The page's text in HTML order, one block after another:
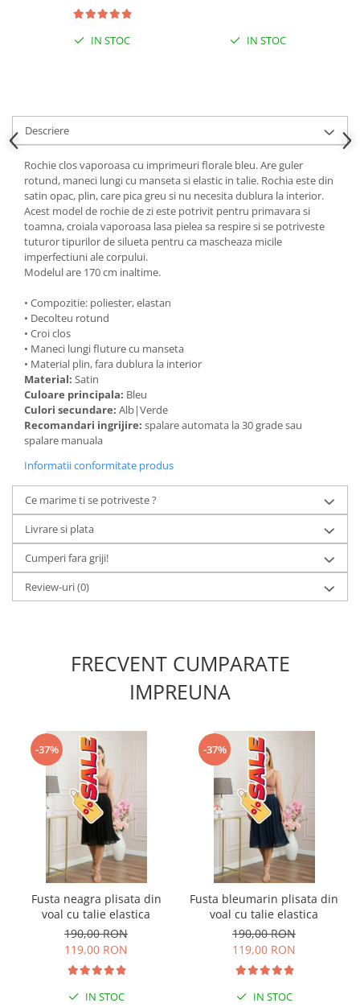
IN STOC IN STOC
Descriere
Rochie clos vaporoasa cu imprimeuri florale bleu. Are guler
rotund, maneci lungi cu manseta si elastic in talie. Rochia este din
satin opac, plin, care pica greu si nu necesita dublura la interior.
Acest model de rochie de zi este potrivit pentru primavara si
toamna, croiala vaporoasa lasa pielea sa respire si se potriveste
tuturor tipurilor de silueta pentru ca mascheaza micile
imperfectiuni ale corpului.
Modelul are 170 cm inaltime.
• Compozitie: poliester, elastan
• Decolteu rotund
• Croi clos
• Maneci lungi fluture cu manseta
• Material plin, fara dublura la interior
Material: Satin
Culoare principala: Bleu
Culori secundare: Alb|Verde
Recomandari ingrijire: spalare automata la 30 grade sau
spalare manuala
Informatii conformitate produs
Ce marime ti se potriveste ?
Livrare si plata
Cumperi fara griji!
Review-uri(0)
FRECVENT CUMPARATE
IMPREUNA
-37%
Fusta neagra plisata din
voal cu talie elastica
190,00 RON
119,00 RON
IN STOC
-37%
Fusta bleumarin plisata din
voal cu talie elastica
190,00 RON
119,00 RON
IN STOC